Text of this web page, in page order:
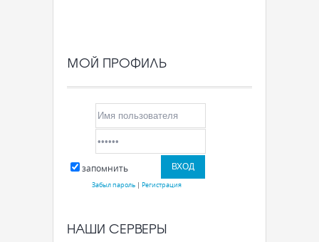
МОЙ ПРОФИЛЬ
запомнить
Забыл пароль| Регистрация
НАШИ СЕРВЕРЫ